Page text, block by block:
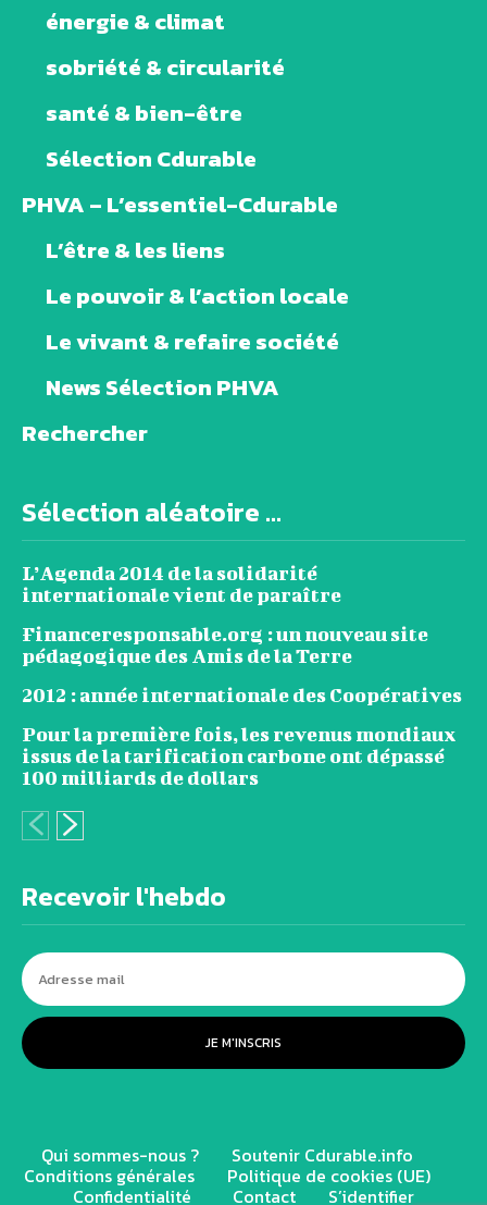
énergie & climat
sobriété & circularité
santé & bien-être
Sélection Cdurable
PHVA – L’essentiel-Cdurable
L’être & les liens
Le pouvoir & l’action locale
Le vivant & refaire société
News Sélection PHVA
Rechercher
Sélection aléatoire ...
L’Agenda 2014 de la solidarité
internationale vient de paraître
Financeresponsable.org : un nouveau site
pédagogique des Amis de la Terre
2012 : année internationale des Coopératives
Pour la première fois, les revenus mondiaux
issus de la tarification carbone ont dépassé
100 milliards de dollars
Recevoir l'hebdo
JE M'INSCRIS
Qui sommes-nous ? Soutenir Cdurable.info
Conditions générales Politique de cookies (UE)
Confidentialité Contact S’identifier